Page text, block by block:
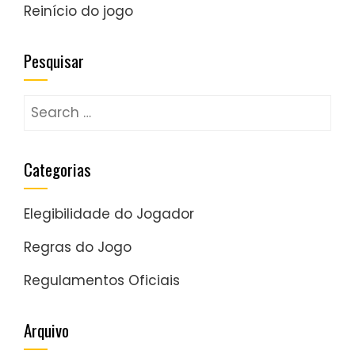
Reinício do jogo
Pesquisar
Search
Categorias
Elegibilidade do Jogador
Regras do Jogo
Regulamentos Oficiais
Arquivo